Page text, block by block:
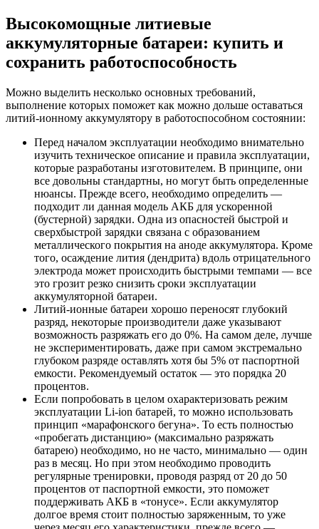
Высокомощные литиевые
аккумуляторные батареи: купить и
сохранить работоспособность
Можно выделить несколько основных требований,
выполнение которых поможет как можно дольше оставаться
литий-ионному аккумулятору в работоспособном состоянии:
Перед началом эксплуатации необходимо внимательно
изучить техническое описание и правила эксплуатации,
которые разработаны изготовителем. В принципе, они
все довольны стандартны, но могут быть определенные
нюансы. Прежде всего, необходимо определить —
подходит ли данная модель АКБ для ускоренной
(бустерной) зарядки. Одна из опасностей быстрой и
сверхбыстрой зарядки связана с образованием
металлического покрытия на аноде аккумулятора. Кроме
того, осаждение лития (дендрита) вдоль отрицательного
электрода может происходить быстрыми темпами — все
это грозит резко снизить сроки эксплуатации
аккумуляторной батареи.
Литий-ионные батареи хорошо переносят глубокий
разряд, некоторые производители даже указывают
возможность разряжать его до 0%. На самом деле, лучше
не экспериментировать, даже при самом экстремально
глубоком разряде оставлять хотя бы 5% от паспортной
емкости. Рекомендуемый остаток — это порядка 20
процентов.
Если попробовать в целом охарактеризовать режим
эксплуатации Li-ion батарей, то можно использовать
принцип «марафонского бегуна». То есть полностью
«пробегать дистанцию» (максимально разряжать
батарею) необходимо, но не часто, минимально — один
раз в месяц. Но при этом необходимо проводить
регулярные тренировки, проводя разряд от 20 до 50
процентов от паспортной емкости, это поможет
поддерживать АКБ в «тонусе». Если аккумулятор
долгое время стоит полностью заряженным, то уже